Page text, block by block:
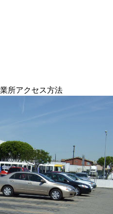
所アクセス方法